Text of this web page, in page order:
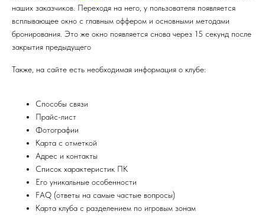
наших заказчиков. Переходя на него, у пользователя появляется
всплывающее окно с главным оффером и основными методами
бронирования. Это же окно появляется снова через 15 секунд после
закрытия предыдущего
Также, на сайте есть необходимая информация о клубе:
Способы связи
Прайс-лист
Фотографии
Карта с отметкой
Адрес и контакты
Список характеристик ПК
Его уникальные особенности
FAQ (ответы на самые частые вопросы)
Карта клуба с разделением по игровым зонам